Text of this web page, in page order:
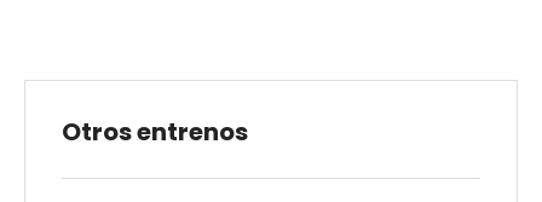
Otros entrenos